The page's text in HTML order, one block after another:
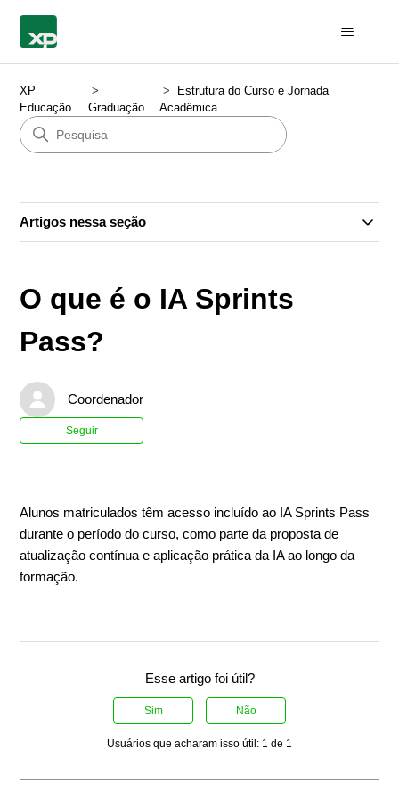
XP
Educação
Graduação
Estrutura do Curso e Jornada
Acadêmica
Artigos nessa seção
O que é o IA Sprints
Pass?
Coordenador
Seguir
Alunos matriculados têm acesso incluído ao IA Sprints Pass
durante o período do curso, como parte da proposta de
atualização contínua e aplicação prática da IA ao longo da
formação.
Esse artigo foi útil?
Sim Não
Usuários que acharam isso útil: 1 de 1